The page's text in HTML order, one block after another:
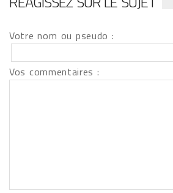
Votre nom ou pseudo :
Vos commentaires :